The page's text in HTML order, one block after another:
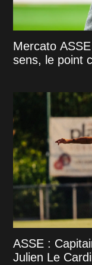
Mercato
sens, le point
ASSE :
Julien Le